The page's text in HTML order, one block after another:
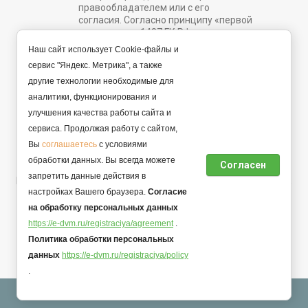
© 2022 - 2026 Интернет магазин. Все права защищены.
Продавец ИП Аксенов Михаил Александрович, ОГРНИП
323510000003104.
Политика конфиденциальности персональной информации,
договор оферты.
правообладателем или с его
согласия. Согласно принципу «первой
продажи» ст. 1487 ГК РФ.
e-dvm@list.ru
Задать вопрос
Мегагрупп.ру
Наш сайт использует Cookie-файлы и
сервис "Яндекс. Метрика", а также
другие технологии необходимые для
аналитики, функционирования и
улучшения качества работы сайта и
сервиса. Продолжая работу с сайтом,
Вы соглашаетесь с условиями
обработки данных. Вы всегда можете
запретить данные действия в
настройках Вашего браузера. Согласие
на обработку персональных данных
https://e-dvm.ru/registraciya/agreement.
Политика обработки персональных
данных https://e-dvm.ru/registraciya/policy
.
Согласен